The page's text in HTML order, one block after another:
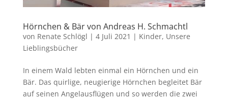
Hörnchen & Bär von Andreas H. Schmachtl
von Renate Schlögl | 4 Juli 2021 | Kinder, Unsere
Lieblingsbücher
In einem Wald lebten einmal ein Hörnchen und ein
Bär. Das quirlige, neugierige Hörnchen begleitet Bär
auf seinen Angelausflügen und so werden die zwei